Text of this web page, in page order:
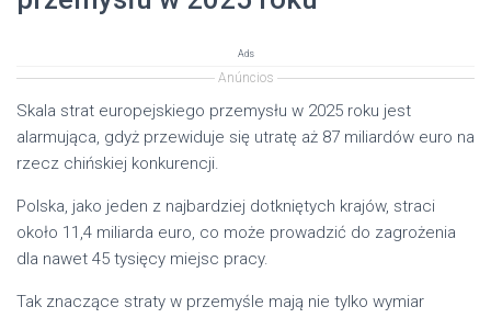
Ads
Anúncios
Skala strat europejskiego przemysłu w 2025 roku jest
alarmująca, gdyż przewiduje się utratę aż 87 miliardów euro na
rzecz chińskiej konkurencji.
Polska, jako jeden z najbardziej dotkniętych krajów, straci
około 11,4 miliarda euro, co może prowadzić do zagrożenia
dla nawet 45 tysięcy miejsc pracy.
Tak znaczące straty w przemyśle mają nie tylko wymiar